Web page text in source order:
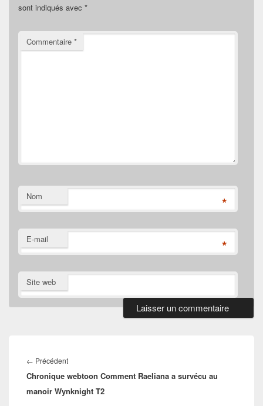
sont indiqués avec *
Commentaire *
Nom *
E-mail *
Site web
de
l’article
← PrécédentArticle
précédent :
Chronique webtoon Comment Raeliana a survécu au
manoir Wynknight T2